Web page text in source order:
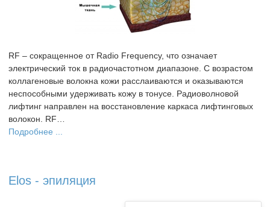
RF – сокращенное от Radio Frequency, что означает
электрический ток в радиочастотном диапазоне. С возрастом
коллагеновые волокна кожи расслаиваются и оказываются
неспособными удерживать кожу в тонусе. Радиоволновой
лифтинг направлен на восстановление каркаса лифтинговых
волокон. RF…
Подробнее ...
Elos - эпиляция